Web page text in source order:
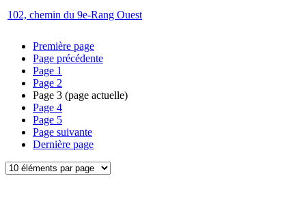
102, chemin du 9e-Rang Ouest
Première page
Page précédente
Page 1
Page 2
Page 3 (page actuelle)
Page 4
Page 5
Page suivante
Dernière page